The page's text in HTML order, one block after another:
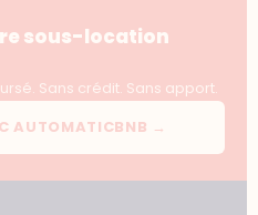
sous-location
Sans crédit. Sans apport.
AUTOMATICBNB →